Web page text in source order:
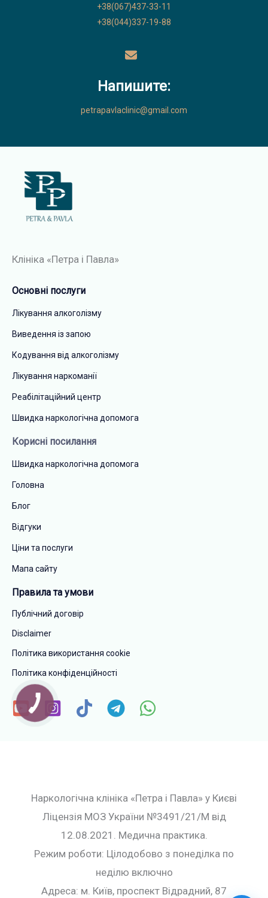
+38(067)437-33-11
+38(044)337-19-88
Напишите:
petrapavlaclinic@gmail.com
Клініка «Петра і Павла»​
Основні послуги
Лікування алкоголізму
Виведення із запою
Кодування від алкоголізму
Лікування наркоманії
Реабілітаційний центр
Швидка наркологічна допомога
Корисні посилання
Швидка наркологічна допомога
Головна
Блог
Відгуки
Ціни та послуги
Мапа сайту
Правила та умови
Публічний договір
Disclaimer
Політика використання cookie
Політика конфіденційності
Наркологічна клініка «Петра і Павла» у Києві
Ліцензія МОЗ України №3491/21/М від
12.08.2021. Медична практика.
Режим роботи: Цілодобово з понеділка по
неділю включно
Адреса: м. Київ, проспект Відрадний, 87